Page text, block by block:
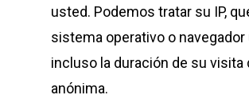
usted. Podemos tratar su IP,
sistema operativo o navegador
incluso la duración de su visita
anónima.